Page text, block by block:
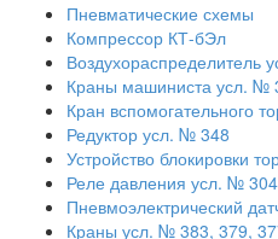
Пневматические схемы
Компрессор КТ-бЭл
Воздухораспределитель
Краны машиниста усл. №
Кран вспомогательного
Редуктор усл. № 348
Устройство блокировки
Реле давления усл. №
Пневмоэлектрический
Краны усл. № 383, 379,